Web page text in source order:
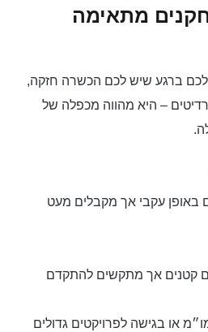
מתאימה
ברגע שיש לכם הכשרה חזקה,
– היא מהווה מכפלה של
באופן עקבי אך מקבלים מעט
קטנים אך מתקשים להתקדם
או בגישה לפרויקטים גדולים